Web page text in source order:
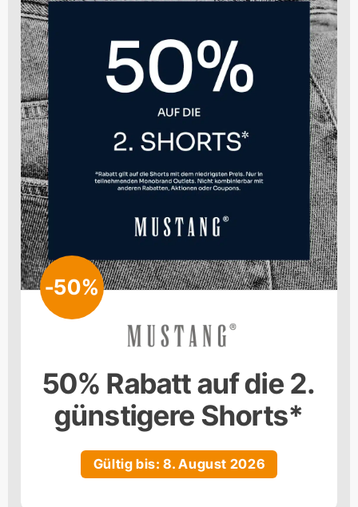
-50%
50% Rabatt auf die 2.
günstigere Shorts*
Gültig bis: 8. August 2026